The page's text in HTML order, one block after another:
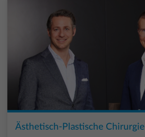
Ästhetisch-Plastische Chirurgie